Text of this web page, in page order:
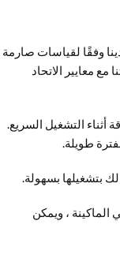
وفقًا لقياسات صارمة
معايير الاتحاد
أثناء التشغيل السريع.
طويلة.
بتشغيلها بسهولة.
الماكينة ، ويمكن